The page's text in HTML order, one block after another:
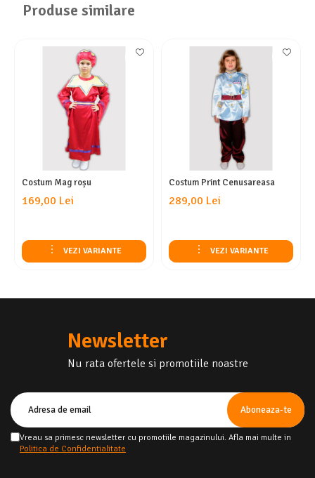
Produse similare
Costum Mag roșu
169,00 Lei
VEZI VARIANTE
Costum Print Cenusareasa
289,00 Lei
VEZI VARIANTE
Newsletter
Nu rata ofertele si promotiile noastre
Vreau sa primesc newsletter cu promotiile magazinului. Afla mai multe in
Politica de Confidentialitate